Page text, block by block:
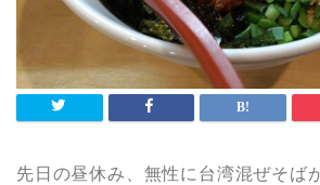
先日の昼休み、無性に台湾混ぜそば